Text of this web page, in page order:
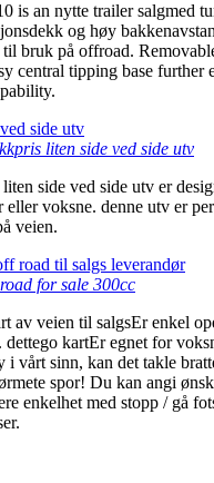
is an nytte trailer salgmed
og høy
til bruk på offroad.
central tipping base further
liten side ved side utv
side ved side utv er
eller voksne. denne utv er
veien.
for sale 300cc
av veien til salgsEr enkel
dettego kartEr egnet for
i vårt sinn, kan det takle
spor! Du kan angi
enkelhet med stopp / gå